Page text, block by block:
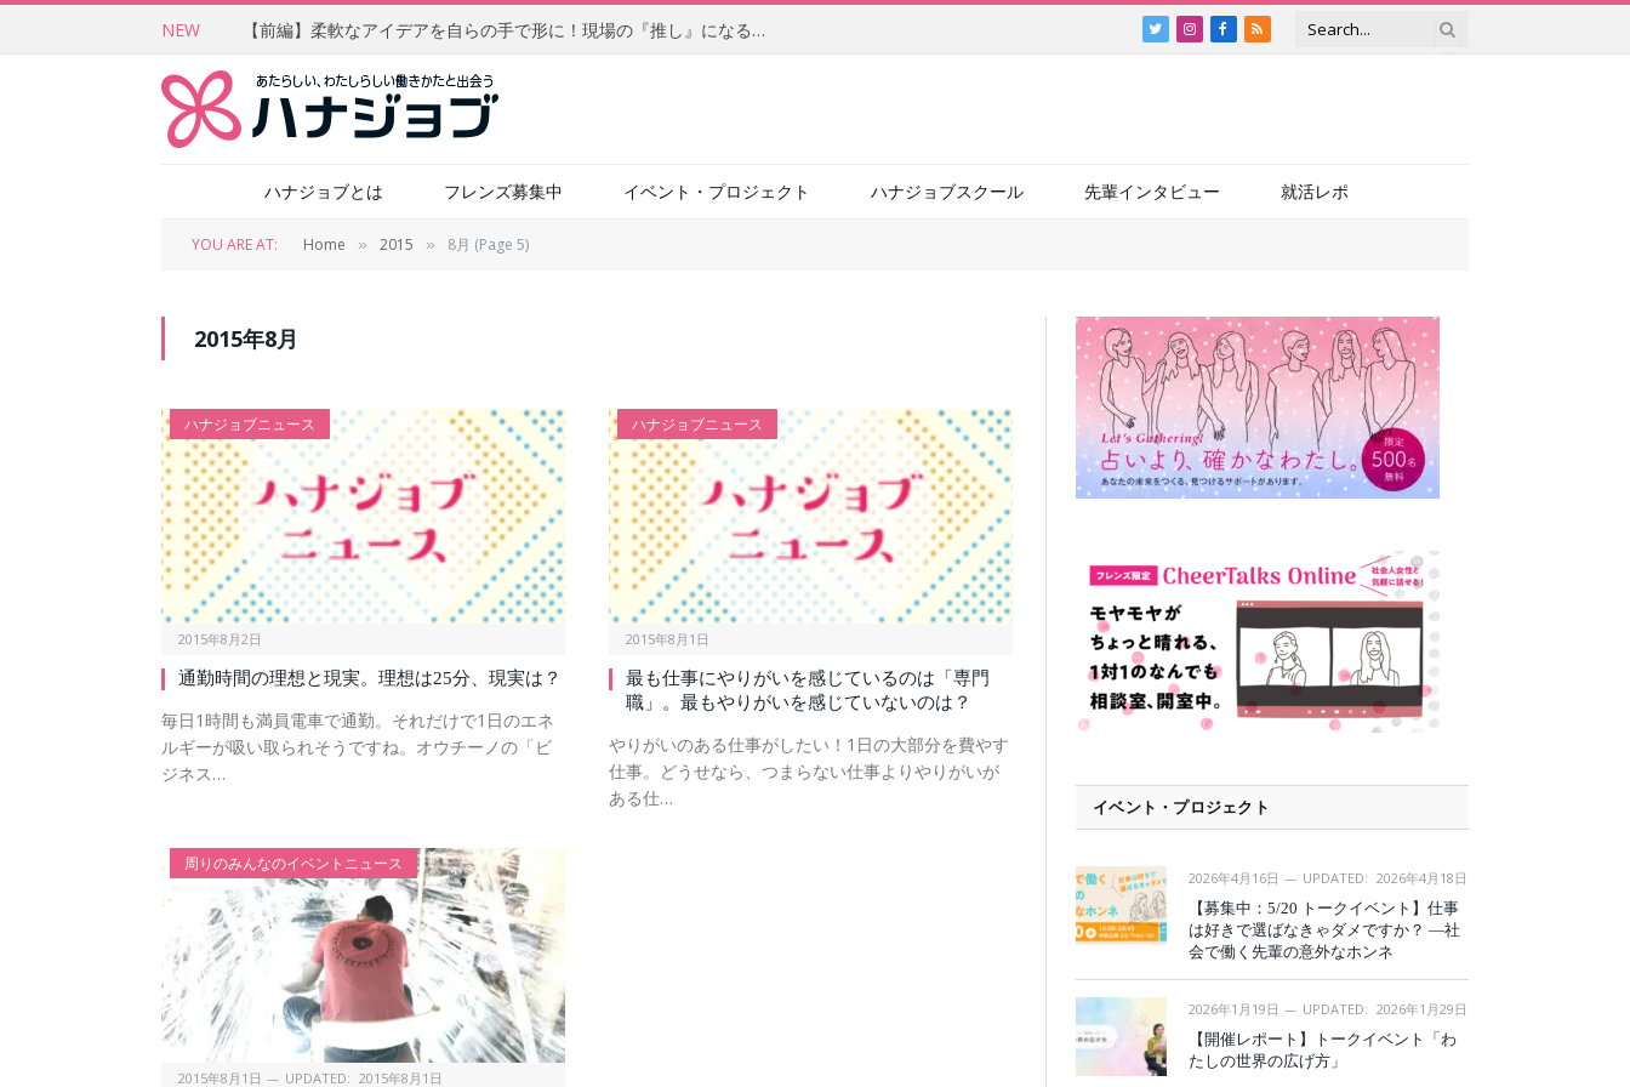
NEW 【前編】柔軟なアイデアを自らの手で形に！現場の『推し』になるサービスを目指す、社内起業家の新たな挑戦（JBCC株式会社） TwitterInstagram
Facebook
RSS
ハナジョブとは フレンズ募集中 イベント・プロジェクト ハナジョブスクール 先輩インタビュー 就活レポ
YOU ARE AT: Home » 2015 » 8月 (Page 5)
2015年8月
ハナジョブニュース
2015年8月2日
通勤時間の理想と現実。理想は25分、現実は？
毎日1時間も満員電車で通勤。それだけで1日のエネ
ルギーが吸い取られそうですね。オウチーノの「ビ
ジネス…
ハナジョブニュース
2015年8月1日
最も仕事にやりがいを感じているのは「専門
職」。最もやりがいを感じていないのは？
やりがいのある仕事がしたい！1日の大部分を費やす
仕事。どうせなら、つまらない仕事よりやりがいが
ある仕…
周りのみんなのイベントニュース
2015年8月1日 UPDATED: 2015年8月1日
イベント・プロジェクト
2026年4月16日 UPDATED: 2026年4月18日
【募集中：5/20 トークイベント】仕事
は好きで選ばなきゃダメですか？ —社
会で働く先輩の意外なホンネ
2026年1月19日 UPDATED: 2026年1月29日
【開催レポート】トークイベント「わ
たしの世界の広げ方」